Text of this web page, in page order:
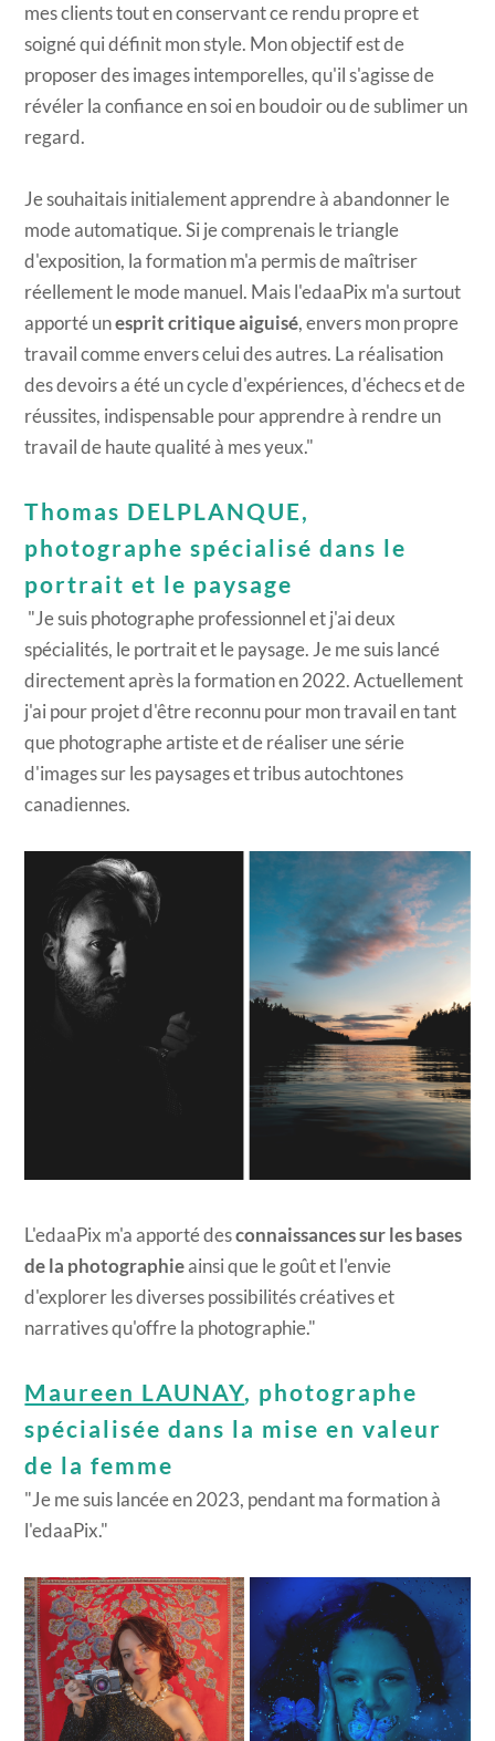
mes clients tout en conservant ce rendu propre et
soigné qui définit mon style. Mon objectif est de
proposer des images intemporelles, qu'il s'agisse de
révéler la confiance en soi en boudoir ou de sublimer un
regard.
Je souhaitais initialement apprendre à abandonner le
mode automatique. Si je comprenais le triangle
d'exposition, la formation m'a permis de maîtriser
réellement le mode manuel. Mais l'edaaPix m'a surtout
apporté unesprit critique aiguisé , envers mon propre
travail comme envers celui des autres. La réalisation
des devoirs a été un cycle d'expériences, d'échecs et de
réussites, indispensable pour apprendre à rendre un
travail de haute qualité à mes yeux."
​Thomas DELPLANQUE,
photographe spécialisé dans le
portrait et le paysage
"Je suis photographe professionnel et j'ai deux
spécialités, le portrait et le paysage. Je me suis lancé
directement après la formation en 2022. Actuellement
j'ai pour projet d'être reconnu pour mon travail en tant
que photographe artiste et de réaliser une série
d'images sur les paysages et tribus autochtones
canadiennes.
L'edaaPix m'a apporté desconnaissances sur les bases
de la photographieainsi que le goût et l'envie
d'explorer les diverses possibilités créatives et
narratives qu'offre la photographie."
Maureen LAUNAY, photographe
spécialisée dans la mise en valeur
de la femme
"Je me suis lancée en 2023, pendant ma formation à
l'edaaPix."